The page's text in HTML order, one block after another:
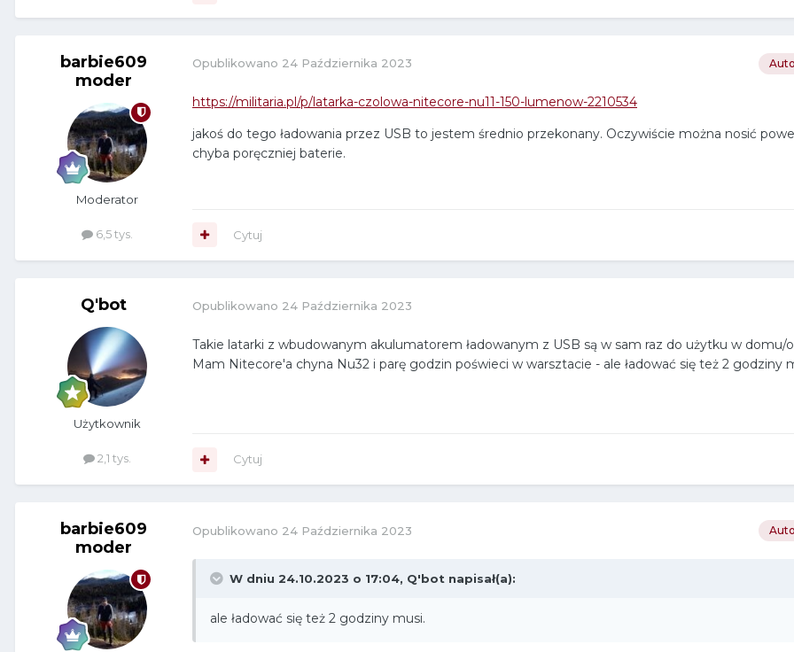
barbie609
moder
Moderator
6,5 tys.
Opublikowano 24 Października 2023
https://militaria.pl/p/latarka-czolowa-nitecore-nu11-150-lumenow-2210534
jakoś do tego ładowania przez USB to jestem średnio przekonany. Oczywiście można nosić
chyba poręczniej baterie.
Cytuj
Q'bot
Użytkownik
2,1 tys.
Opublikowano 24 Października 2023
Takie latarki z wbudowanym akulumatorem ładowanym z USB są w sam raz do użytku w domu/
Mam Nitecore'a chyna Nu32 i parę godzin poświeci w warsztacie - ale ładować się też 2 godziny
Cytuj
barbie609
moder
Opublikowano 24 Października 2023
W dniu 24.10.2023 o 17:04, Q'bot napisał(a):
ale ładować się też 2 godziny musi.